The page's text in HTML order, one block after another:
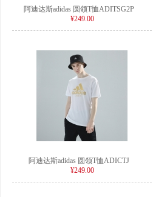
阿迪达斯adidas 圆领T恤ADITSG2P
¥249.00
阿迪达斯adidas 圆领T恤ADICTJ
¥249.00